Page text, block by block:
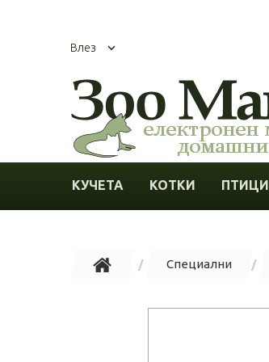
Влез
КУЧЕТА КОТКИ ПТИЦИ
Специални